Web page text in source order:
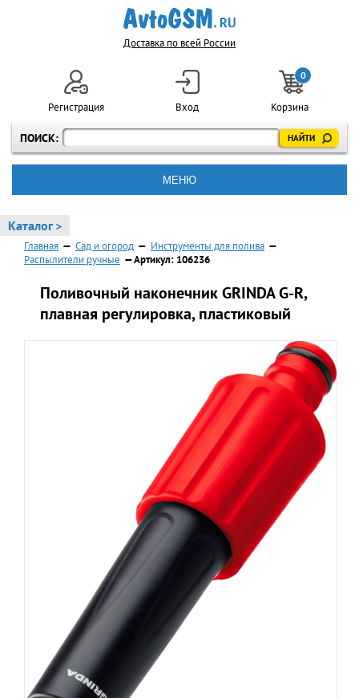
Доставка по всей России
ПОИСК:
Регистрация Вход
0
Корзина
МЕНЮ
Каталог >
Главная — Сад и огород — Инструменты для полива —
Распылители ручные — Артикул: 106236
Поливочный наконечник GRINDA G-R,
плавная регулировка, пластиковый